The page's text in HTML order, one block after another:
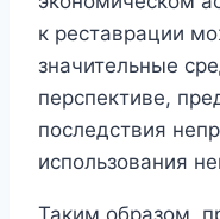
к реставрации
значительные
перспективе,
последствия
использования